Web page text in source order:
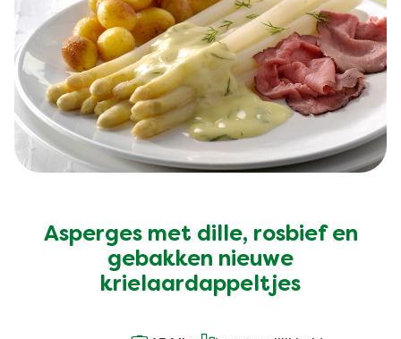
Geen
beoordelingen
ingediend
Asperges met dille, rosbief en